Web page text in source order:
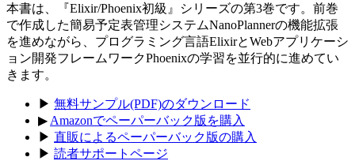
本書は、『Elixir/Phoenix初級』シリーズの第3巻です。前巻
で作成した簡易予定表管理システムNanoPlannerの機能拡張
を進めながら、プログラミング言語ElixirとWebアプリケーシ
ョン開発フレームワークPhoenixの学習を並行的に進めてい
きます。
▶ 無料サンプル(PDF)のダウンロード
▶ Amazonでペーパーバック版を購入
▶ 直販によるペーパーバック版の購入
▶ 読者サポートページ